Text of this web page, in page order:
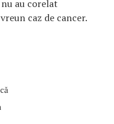
au corelat
caz de cancer.